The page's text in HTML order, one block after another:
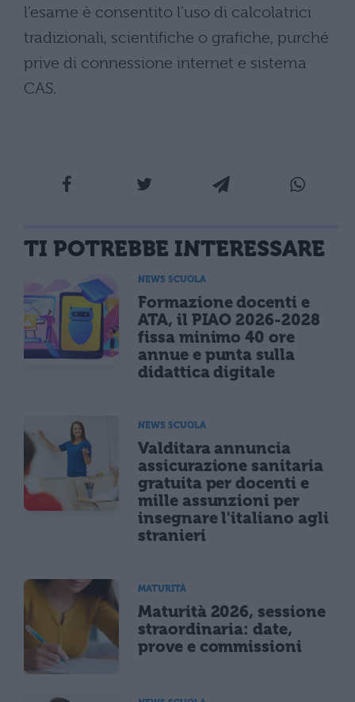
l’esame è consentito l’uso di calcolatrici
tradizionali, scientifiche o grafiche, purché
prive di connessione internet e sistema
CAS.
TI POTREBBE INTERESSARE
NEWS SCUOLA
Formazione docenti e
ATA, il PIAO 2026-2028
fissa minimo 40 ore
annue e punta sulla
didattica digitale
NEWS SCUOLA
Valditara annuncia
assicurazione sanitaria
gratuita per docenti e
mille assunzioni per
insegnare l'italiano agli
stranieri
MATURITÀ
Maturità 2026, sessione
straordinaria: date,
prove e commissioni